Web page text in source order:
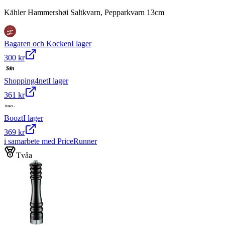
Kähler Hammershøi Saltkvarn, Pepparkvarn 13cm
Bagaren och KockenI lager
300 kr
Shopping4netI lager
361 kr
BooztI lager
369 kr
i samarbete med PriceRunner
Tvåa